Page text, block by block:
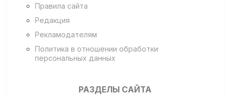
Правила сайта
Редакция
Рекламодателям
Политика в отношении обработки
персональных данных
РАЗДЕЛЫ САЙТА